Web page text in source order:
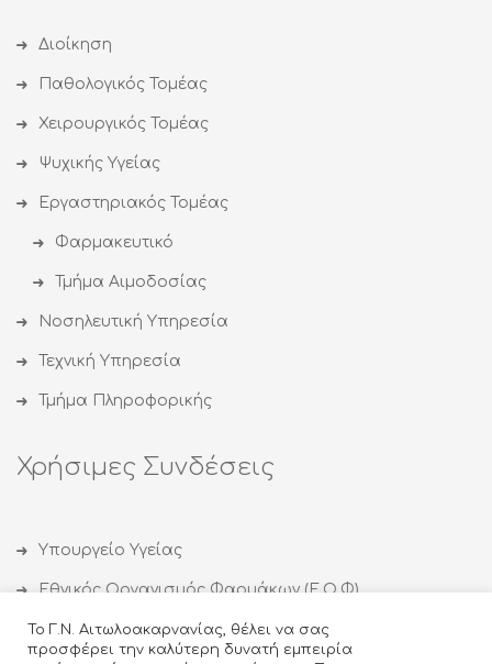
Διοίκηση
Παθολογικός Τομέας
Χειρουργικός Τομέας
Ψυχικής Υγείας
Εργαστηριακός Τομέας
Φαρμακευτικό
Τμήμα Αιμοδοσίας
Νοσηλευτική Υπηρεσία
Τεχνική Υπηρεσία
Τμήμα Πληροφορικής
Χρήσιμες Συνδέσεις
Υπουργείο Υγείας
Εθνικός Οργανισμός Φαρμάκων (Ε.Ο.Φ)
Εθνικός Οργανισμός Δημόσιας Υγείας (ΕΟΔΥ)
Το Γ.Ν. Αιτωλοακαρνανίας, θέλει να σας
προσφέρει την καλύτερη δυνατή εμπειρία